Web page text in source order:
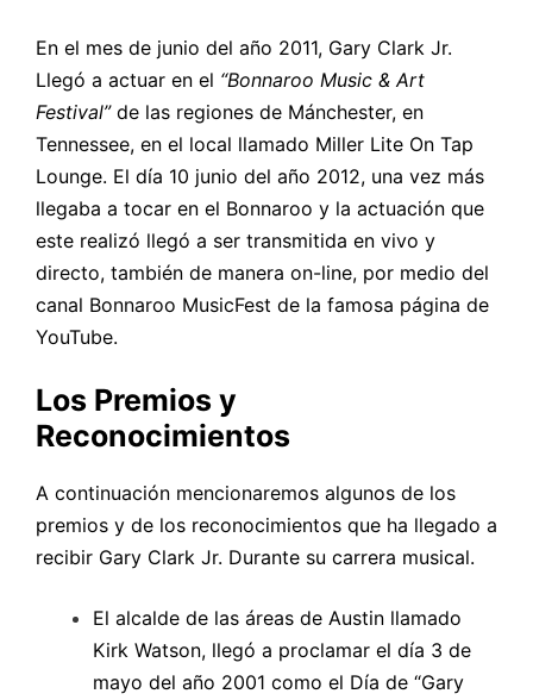
En el mes de junio del año 2011, Gary Clark Jr.
Llegó a actuar en el “Bonnaroo Music & Art
Festival”de las regiones de Mánchester, en
Tennessee, en el local llamado Miller Lite On Tap
Lounge. El día 10 junio del año 2012, una vez más
llegaba a tocar en el Bonnaroo y la actuación que
este realizó llegó a ser transmitida en vivo y
directo, también de manera on-line, por medio del
canal Bonnaroo MusicFest de la famosa página de
YouTube.
Los Premios y
Reconocimientos
A continuación mencionaremos algunos de los
premios y de los reconocimientos que ha llegado a
recibir Gary Clark Jr. Durante su carrera musical.
El alcalde de las áreas de Austin llamado
Kirk Watson, llegó a proclamar el día 3 de
mayo del año 2001 como el Día de “Gary